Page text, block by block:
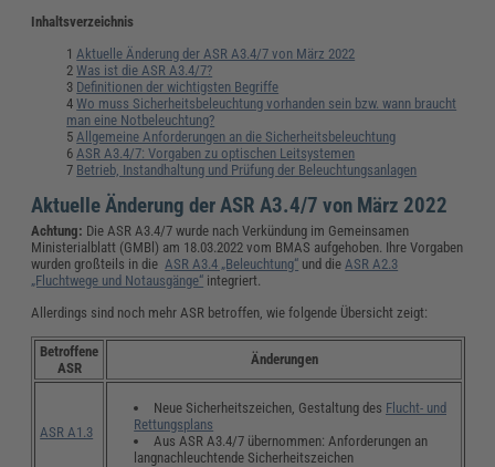
Inhaltsverzeichnis
Aktuelle Änderung der ASR A3.4/7 von März 2022
Was ist die ASR A3.4/7?
Definitionen der wichtigsten Begriffe
Wo muss Sicherheitsbeleuchtung vorhanden sein bzw. wann braucht
man eine Notbeleuchtung?
Allgemeine Anforderungen an die Sicherheitsbeleuchtung
ASR A3.4/7: Vorgaben zu optischen Leitsystemen
Betrieb, Instandhaltung und Prüfung der Beleuchtungsanlagen
Aktuelle Änderung der ASR A3.4/7 von März 2022
Achtung: Die ASR A3.4/7 wurde nach Verkündung im Gemeinsamen
Ministerialblatt (GMBl) am 18.03.2022 vom BMAS aufgehoben. Ihre Vorgaben
wurden großteils in dieASR A3.4 „Beleuchtung“ und dieASR A2.3
„Fluchtwege und Notausgänge“ integriert.
Allerdings sind noch mehr ASR betroffen, wie folgende Übersicht zeigt:
Betroffene
ASR
Änderungen
ASR A1.3
Neue Sicherheitszeichen, Gestaltung des Flucht- und
Rettungsplans
Aus ASR A3.4/7 übernommen: Anforderungen an
langnachleuchtende Sicherheitszeichen